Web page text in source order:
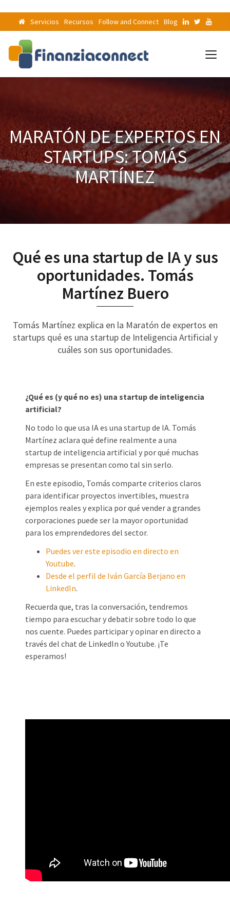
Servicios Recursos Follow and Connect Blog
MARATÓN DE EXPERTOS EN
STARTUPS: TOMÁS
MARTÍNEZ
Qué es una startup de IA y sus
oportunidades. Tomás
Martínez Buero
Tomás Martínez explica en la Maratón de expertos en
startups qué es una startup de Inteligencia Artificial y
cuáles son sus oportunidades.
¿Qué es (y qué no es) una startup de inteligencia
artificial?
No todo lo que usa IA es una startup de IA. Tomás
Martínez aclara qué define realmente a una
startup de inteligencia artificial y por qué muchas
empresas se presentan como tal sin serlo.
En este episodio, Tomás comparte criterios claros
para identificar proyectos invertibles, muestra
ejemplos reales y explica por qué vender a grandes
corporaciones puede ser la mayor oportunidad
para los emprendedores del sector.
Puedes ver este episodio en directo en
Youtube.
Desde el perfil de Iván García Berjano en
LinkedIn.
Recuerda que, tras la conversación, tendremos
tiempo para escuchar y debatir sobre todo lo que
nos cuente. Puedes participar y opinar en directo a
través del chat de LinkedIn o Youtube. ¡Te
esperamos!